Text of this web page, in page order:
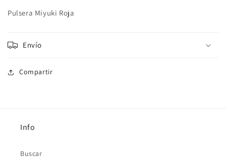
Pulsera Miyuki Roja
Envío
Compartir
Info
Buscar